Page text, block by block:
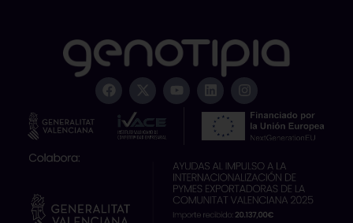
F
a
c
X
-
t
w
i
Y
o
u
e
L
i
n
k
e
i
n
I
n
s
a
r
a
m